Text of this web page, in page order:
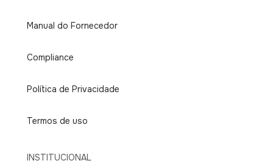
Manual do Fornecedor
Compliance
Política de Privacidade
Termos de uso
INSTITUCIONAL